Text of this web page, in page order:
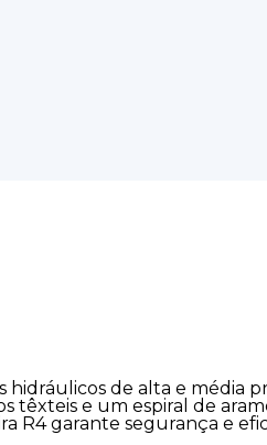
de alta e média
e um espiral de
R4 garante segurança e